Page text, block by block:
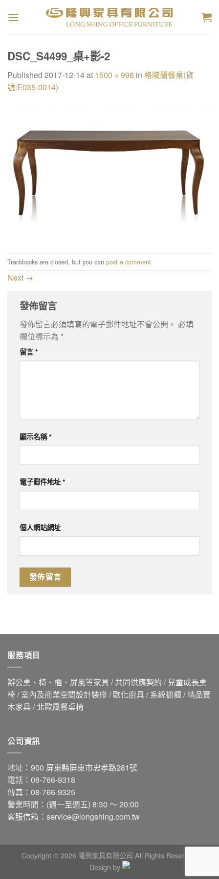
DSC_S4499_桌+影-2
Published 2017-12-14at 1500 × 998 in 格陵蘭餐桌(貨
號:E035-0014)
Trackbacks are closed, but you can post a comment.
Next →
發佈留言
發佈留言必須填寫的電子郵件地址不會公開。 必填
欄位標示為 *
留言*
顯示名稱*
電子郵件地址*
個人網站網址
服務項目
辦公桌、椅、櫃、屏風等家具 / 共同供應契約 / 兒童成長桌
椅 / 室內及商業空間設計裝修 / 歐化廚具 / 系統櫥櫃 / 精品實
木家具 / 北歐風餐桌椅
公司資訊
地址：900 屏東縣屏東市忠孝路281號
電話：08-766-9318
傳真：08-766-9325
營業時間：(週一至週五) 8:30 ～ 20:00
客服信箱： service@longshing.com.tw
Copyright © 2026 隆興家具有限公司 All Rights Reserved.
Design by